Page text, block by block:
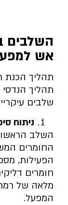
השלבים
אש
תהליך הכנת
תהליך
שלבים
ניתוח
השלב
החומרים
הפעילות,
חומרים
מלאה של רמת
המפעל.